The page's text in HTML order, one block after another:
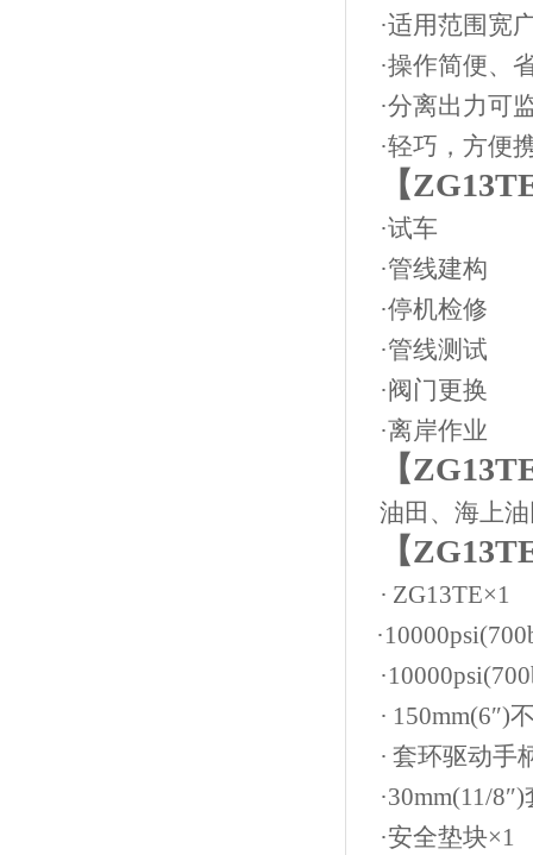
·适用范围宽
·操作简便、
·分离出力可
·轻巧，方便
【
·试车
·管线建构
·停机检修
·管线测试
·阀门更换
·离岸作业
【
油田、海上
【
· ZG13TE×1
·
·
· 150mm(6″)
· 套环驱动手
·30mm(11/8″)
·安全垫块×1